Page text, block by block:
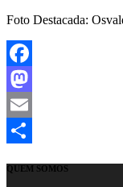
Foto Destacada:
Facebook
Mastodon
Email
QUEM SOMOS